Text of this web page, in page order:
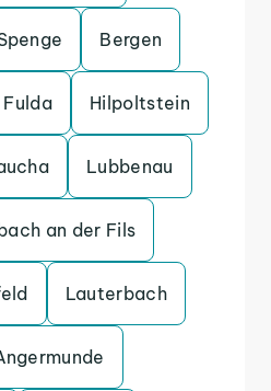
Bergen
Hilpoltstein
Lubbenau
an der Fils
Lauterbach